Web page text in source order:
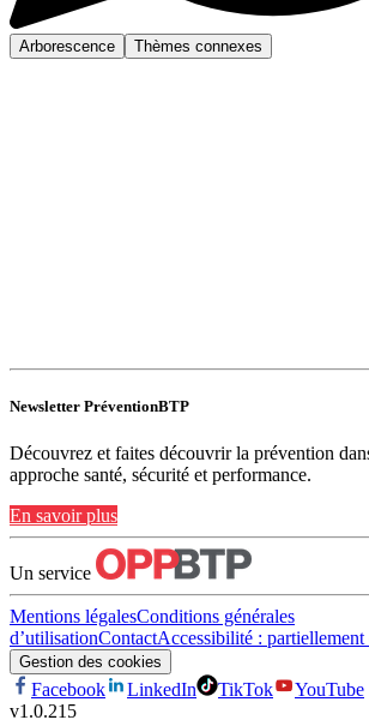
Arborescence Thèmes connexes
Newsletter PréventionBTP
Découvrez et faites découvrir la prévention
approche santé, sécurité et performance.
En savoir plus
Un service
Mentions légalesConditions générales
d’utilisationContactAccessibilité :
Gestion des cookies
Facebook LinkedIn TikTok
YouTube
v1.0.215